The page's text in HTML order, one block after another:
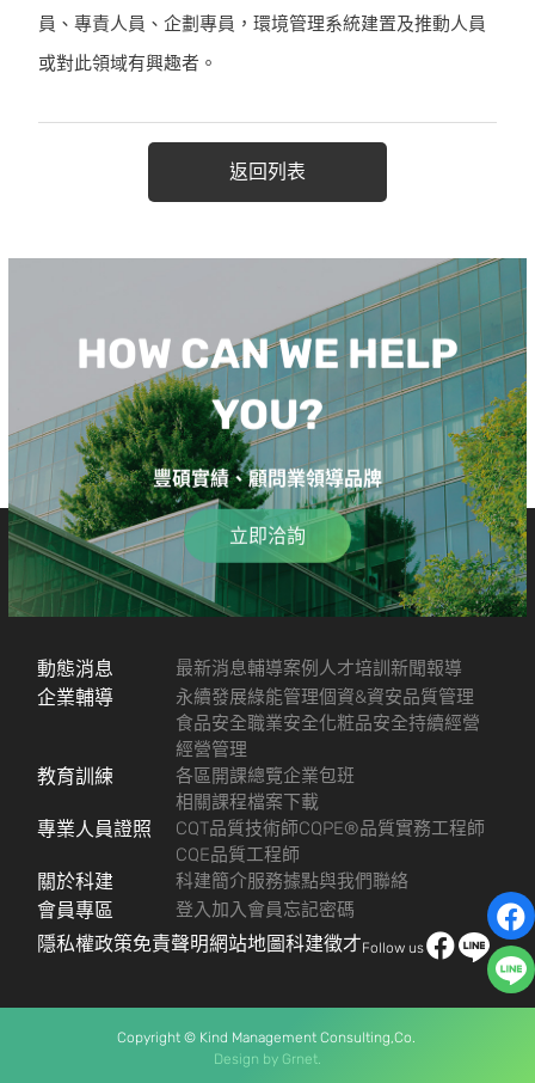
員、專責人員、企劃專員，環境管理系統建置及推動人員
或對此領域有興趣者。
返回列表
HOW CAN WE HELP
YOU?
豐碩實績、顧問業領導品牌
立即洽詢
動態消息 最新消息輔導案例 人才培訓新聞報導
企業輔導 永續發展綠能管理個資&資安品質管理
食品安全職業安全化粧品安全持續經營
經營管理
教育訓練 各區開課總覽企業包班
相關課程檔案下載
專業人員證照 CQT品質技術師CQPE®品質實務工程師
CQE品質工程師
關於科建 科建簡介服務據點與我們聯絡
會員專區 登入加入會員忘記密碼
隱私權政策免責聲明網站地圖科建徵才Follow us
Copyright © Kind Management Consulting,Co.
Design by Grnet.